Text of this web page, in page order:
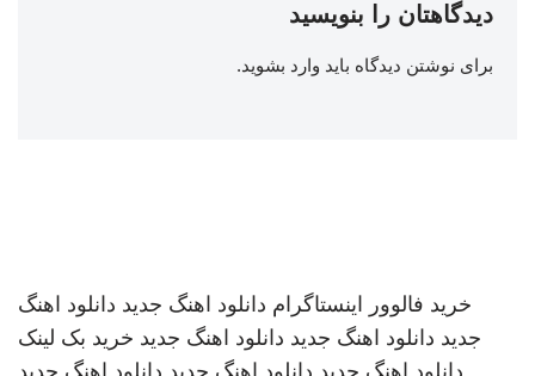
دیدگاهتان را بنویسید
برای نوشتن دیدگاه باید وارد بشوید.
خرید فالوور اینستاگرام دانلود اهنگ جدید دانلود اهنگ
جدید دانلود اهنگ جدید دانلود اهنگ جدید خرید بک لینک